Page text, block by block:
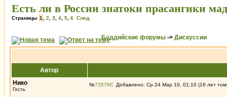
Есть ли в России знатоки прасангики
Страницы 1 2 3 4 5 6 След.
Буддийские форумы -> Дискуссии
Автор
Нико
Гость
№73579 Добавлено: Ср 24 Мар 10, 01:10 (16 лет